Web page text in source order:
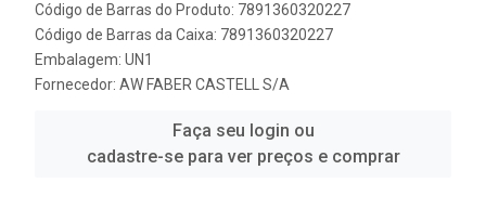
Código de Barras do Produto: 7891360320227
Código de Barras da Caixa: 7891360320227
Embalagem: UN1
Fornecedor: AW FABER CASTELL S/A
Faça seu login ou
cadastre-se para ver preços e comprar